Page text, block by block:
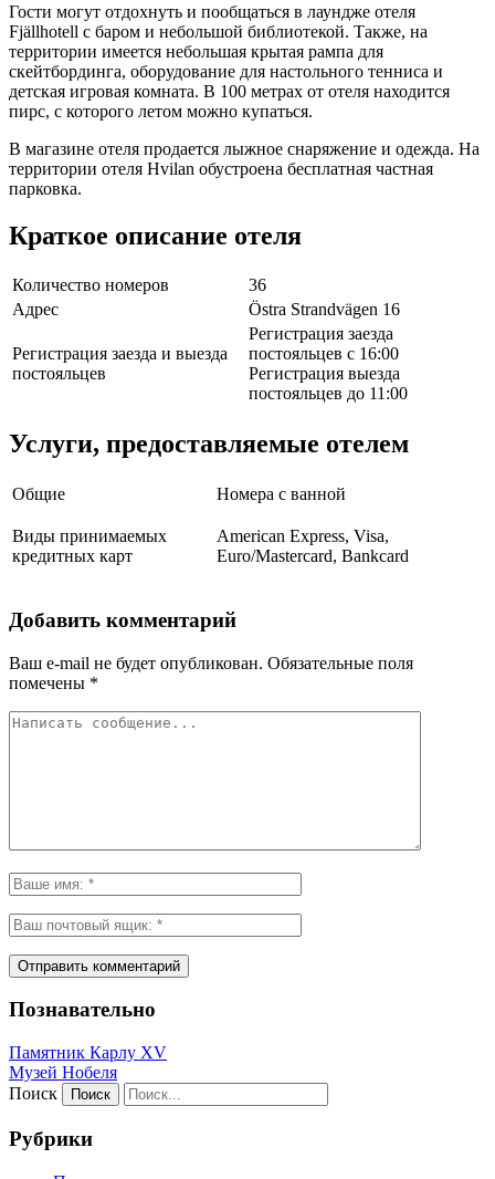
Гости могут отдохнуть и пообщаться в лаундже отеля
Fjällhotell с баром и небольшой библиотекой. Также, на
территории имеется небольшая крытая рампа для
скейтбординга, оборудование для настольного тенниса и
детская игровая комната. В 100 метрах от отеля находится
пирс, с которого летом можно купаться.
В магазине отеля продается лыжное снаряжение и одежда. На
территории отеля Hvilan обустроена бесплатная частная
парковка.
Краткое описание отеля
Количество номеров
36
Адрес
Östra Strandvägen 16
Регистрация заезда и выезда
постояльцев
Регистрация заезда
постояльцев с 16:00
Регистрация выезда
постояльцев до 11:00
Услуги, предоставляемые отелем
Общие Номера с ванной
Виды принимаемых
кредитных карт
American Express, Visa,
Euro/Mastercard, Bankcard
Добавить комментарий
Ваш e-mail не будет опубликован. Обязательные поля
помечены *
Познавательно
Памятник Карлу XV
Музей Нобеля
Поиск
Рубрики